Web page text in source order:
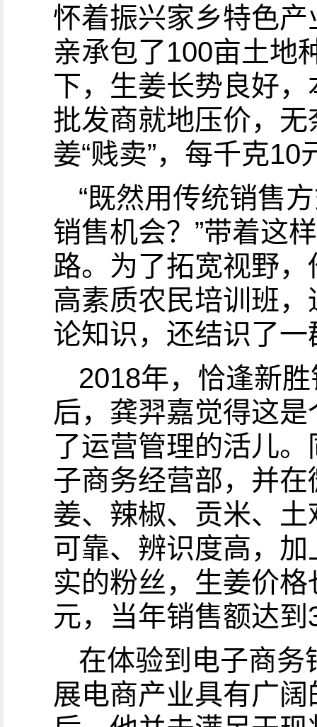
怀着振兴家乡特色
亲承包了100亩土地
下，生姜长势良好
批发商就地压价，
姜“贱卖”，每千克10
“既然用传统销售
销售机会？”带着这
路。为了拓宽视野
高素质农民培训班
论知识，还结识了
2018年，恰逢新
后，龚羿嘉觉得这
了运营管理的活儿
子商务经营部，并
姜、辣椒、贡米、
可靠、辨识度高，
实的粉丝，生姜价
元，当年销售额达
在体验到电子商务
展电商产业具有广